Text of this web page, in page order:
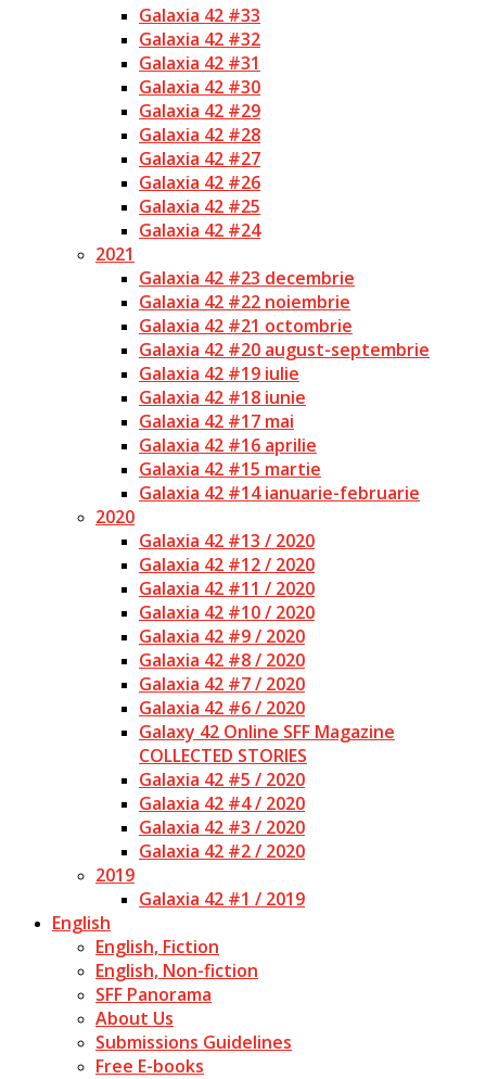
Galaxia 42 #33
Galaxia 42 #32
Galaxia 42 #31
Galaxia 42 #30
Galaxia 42 #29
Galaxia 42 #28
Galaxia 42 #27
Galaxia 42 #26
Galaxia 42 #25
Galaxia 42 #24
2021
Galaxia 42 #23 decembrie
Galaxia 42 #22 noiembrie
Galaxia 42 #21 octombrie
Galaxia 42 #20 august-septembrie
Galaxia 42 #19 iulie
Galaxia 42 #18 iunie
Galaxia 42 #17 mai
Galaxia 42 #16 aprilie
Galaxia 42 #15 martie
Galaxia 42 #14 ianuarie-februarie
2020
Galaxia 42 #13 / 2020
Galaxia 42 #12 / 2020
Galaxia 42 #11 / 2020
Galaxia 42 #10 / 2020
Galaxia 42 #9 / 2020
Galaxia 42 #8 / 2020
Galaxia 42 #7 / 2020
Galaxia 42 #6 / 2020
Galaxy 42 Online SFF Magazine
COLLECTED STORIES
Galaxia 42 #5 / 2020
Galaxia 42 #4 / 2020
Galaxia 42 #3 / 2020
Galaxia 42 #2 / 2020
2019
Galaxia 42 #1 / 2019
English
English, Fiction
English, Non-fiction
SFF Panorama
About Us
Submissions Guidelines
Free E-books